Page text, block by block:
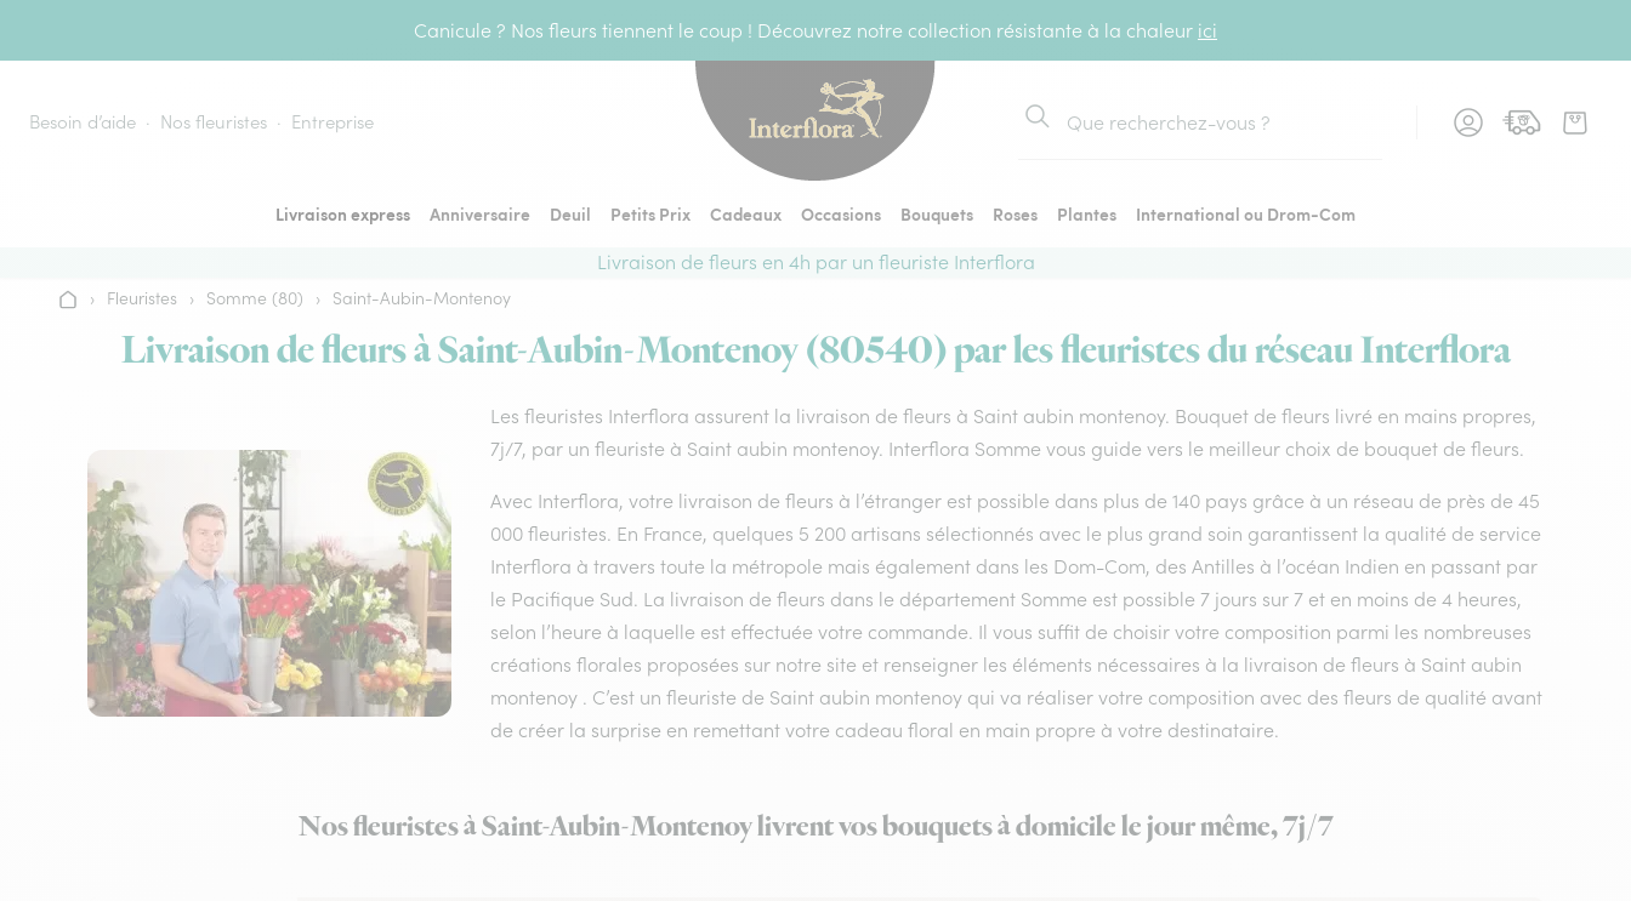
Canicule ? Nos fleurs tiennent le coup ! Découvrez notre collection résistante à la chaleur ici
Besoin d’aide Nos fleuristes Entreprise
Rechercher
Livraison express Anniversaire Deuil Petits Prix Cadeaux Occasions Bouquets Roses Plantes
International ou Drom-Com
Livraison de fleurs en 4h par un fleuriste Interflora
Accueil
› Fleuristes › Somme (80) › Saint-Aubin-Montenoy
Livraison de fleurs à Saint-Aubin-Montenoy (80540) par les fleuristes du réseau Interflora
Les fleuristes Interflora assurent la livraison de fleurs à Saint aubin montenoy. Bouquet de fleurs livré en mains propres,
7j/7, par un fleuriste à Saint aubin montenoy. Interflora Somme vous guide vers le meilleur choix de bouquet de fleurs.
Avec Interflora, votre livraison de fleurs à l’étranger est possible dans plus de 140 pays grâce à un réseau de près de 45
000 fleuristes. En France, quelques 5 200 artisans sélectionnés avec le plus grand soin garantissent la qualité de service
Interflora à travers toute la métropole mais également dans les Dom-Com, des Antilles à l’océan Indien en passant par
le Pacifique Sud. La livraison de fleurs dans le département Somme est possible 7 jours sur 7 et en moins de 4 heures,
selon l’heure à laquelle est effectuée votre commande. Il vous suffit de choisir votre composition parmi les nombreuses
créations florales proposées sur notre site et renseigner les éléments nécessaires à la livraison de fleurs à Saint aubin
montenoy . C’est un fleuriste de Saint aubin montenoy qui va réaliser votre composition avec des fleurs de qualité avant
de créer la surprise en remettant votre cadeau floral en main propre à votre destinataire.
Nos fleuristes à Saint-Aubin-Montenoy livrent vos bouquets à domicile le jour même, 7j/7